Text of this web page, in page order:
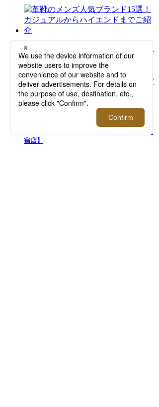
革靴のメンズ人気ブランド15選！カジュアル
からハイエンドまでご紹介
＜999.9/フォーナインズ＞夏のスタイリング
を彩るサングラスの数々が集結！【伊勢丹新
宿店】